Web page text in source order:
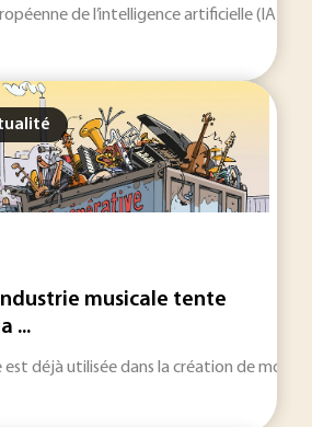
de l’intelligence artificielle (IA)
musicale tente
...
déjà utilisée dans la création de